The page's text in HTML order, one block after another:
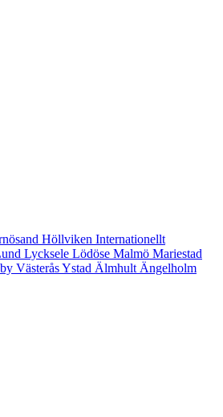
Höllviken Internationellt
Lycksele Lödöse Malmö Mariestad
VästeråsYstad Älmhult Ängelholm